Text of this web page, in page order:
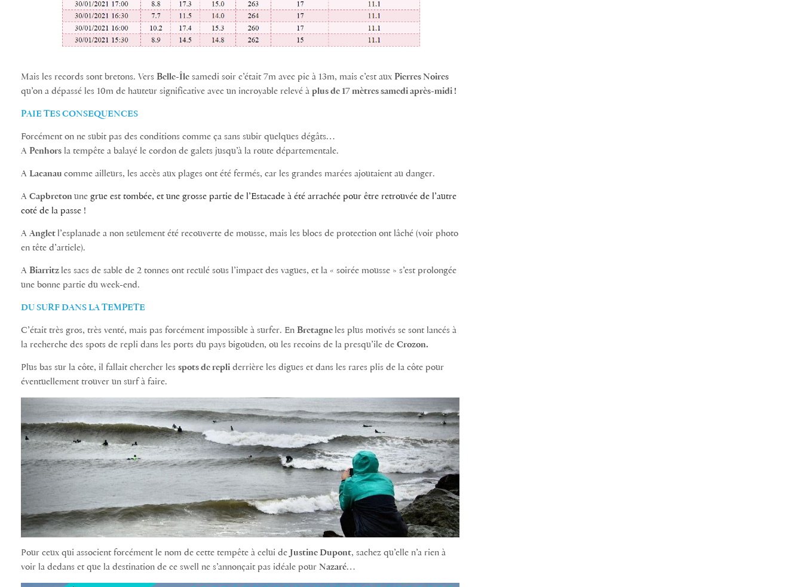
Mais les records sont bretons. Vers Belle-Île samedi soir c’était 7m avec pic à 13m, mais c’est aux Pierres Noires
qu’on a dépassé les 10m de hauteur significative avec un incroyable relevé à plus de 17 mètres samedi après-midi !
PAIE TES CONSEQUENCES
Forcément on ne subit pas des conditions comme ça sans subir quelques dégâts…
A Penhors la tempête a balayé le cordon de galets jusqu’à la route départementale.
A Lacanau comme ailleurs, les accès aux plages ont été fermés, car les grandes marées ajoutaient au danger.
A Capbreton une grue est tombée, et une grosse partie de l’Estacade à été arrachée pour être retrouvée de l’autre
coté de la passe !
A Anglet l’esplanade a non seulement été recouverte de mousse, mais les blocs de protection ont lâché (voir photo
en tête d’article).
A Biarritz les sacs de sable de 2 tonnes ont reculé sous l’impact des vagues, et la « soirée mousse » s’est prolongée
une bonne partie du week-end.
DU SURF DANS LA TEMPETE
C’était très gros, très venté, mais pas forcément impossible à surfer. En Bretagne les plus motivés se sont lancés à
la recherche des spots de repli dans les ports du pays bigouden, ou les recoins de la presqu’ile de Crozon.
Plus bas sur la côte, il fallait chercher les spots de repli derrière les digues et dans les rares plis de la côte pour
éventuellement trouver un surf à faire.
Pour ceux qui associent forcément le nom de cette tempête à celui de Justine Dupont, sachez qu’elle n’a rien à
voir la dedans et que la destination de ce swell ne s’annonçait pas idéale pour Nazaré…